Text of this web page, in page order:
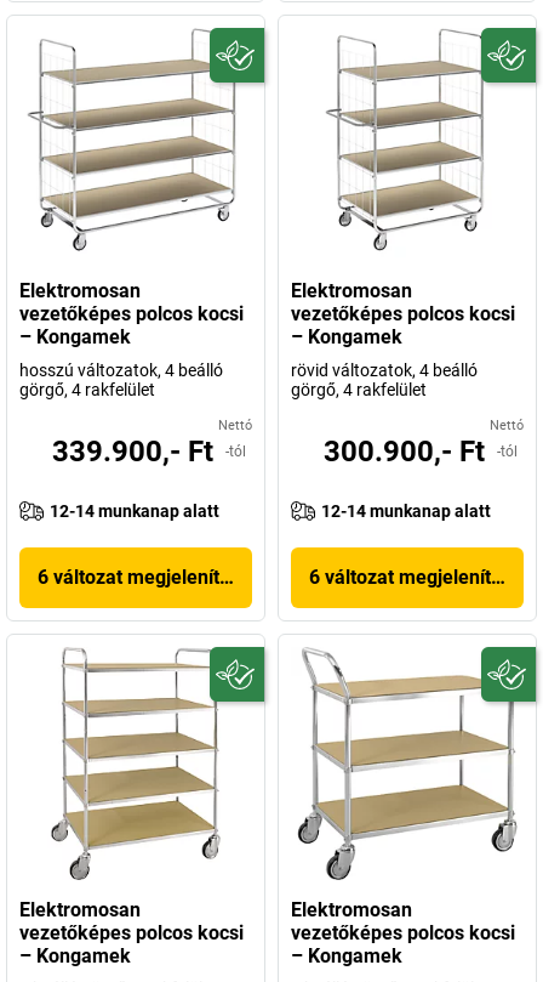
Elektromosan
vezetőképes polcos kocsi
– Kongamek
hosszú változatok, 4 beálló
görgő, 4 rakfelület
Nettó
339.900,- Ft -tól
12-14 munkanap alatt
6 változat megjelenítése
Elektromosan
vezetőképes polcos kocsi
– Kongamek
rövid változatok, 4 beálló
görgő, 4 rakfelület
Nettó
300.900,- Ft -tól
12-14 munkanap alatt
6 változat megjelenítése
Elektromosan
vezetőképes polcos kocsi
– Kongamek
Elektromosan
vezetőképes polcos kocsi
– Kongamek